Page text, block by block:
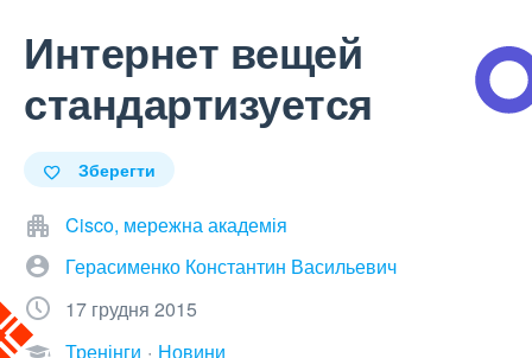
Интернет вещей
стандартизуется
Зберегти
Cisco, мережна академія
Герасименко Константин Васильевич
17 грудня 2015
Тренінги
Новини